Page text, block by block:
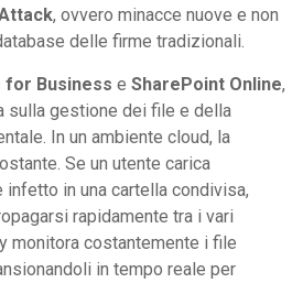
, ovvero minacce nuove e non
delle firme tradizionali.
for Business e SharePoint Online,
sulla gestione dei file e della
In un ambiente cloud, la
Se un utente carica
in una cartella condivisa,
rapidamente tra i vari
monitora costantemente i file
in tempo reale per